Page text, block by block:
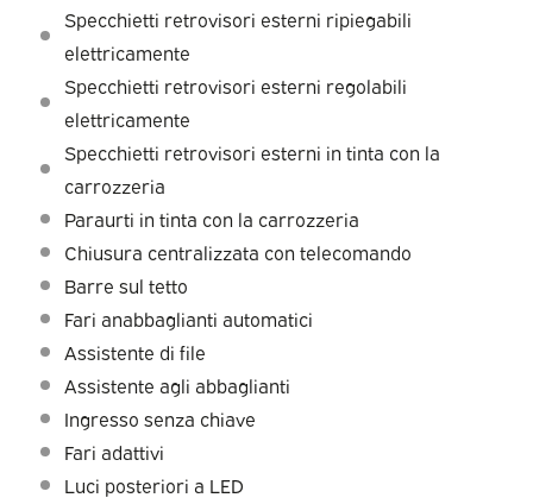
Specchietti retrovisori esterni ripiegabili
elettricamente
Specchietti retrovisori esterni regolabili
elettricamente
Specchietti retrovisori esterni in tinta con la
carrozzeria
Paraurti in tinta con la carrozzeria
Chiusura centralizzata con telecomando
Barre sul tetto
Fari anabbaglianti automatici
Assistente di file
Assistente agli abbaglianti
Ingresso senza chiave
Fari adattivi
Luci posteriori a LED